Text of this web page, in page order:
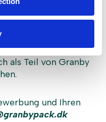
ist jederzeit
Spezialist oder
würden gerne von
als Teil von Granby
und Ihren